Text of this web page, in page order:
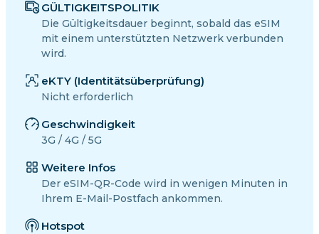
GÜLTIGKEITSPOLITIK
Die Gültigkeitsdauer beginnt, sobald das eSIM
mit einem unterstützten Netzwerk verbunden
wird.
eKTY (Identitätsüberprüfung)
Nicht erforderlich
Geschwindigkeit
3G / 4G / 5G
Weitere Infos
Der eSIM-QR-Code wird in wenigen Minuten in
Ihrem E-Mail-Postfach ankommen.
Hotspot